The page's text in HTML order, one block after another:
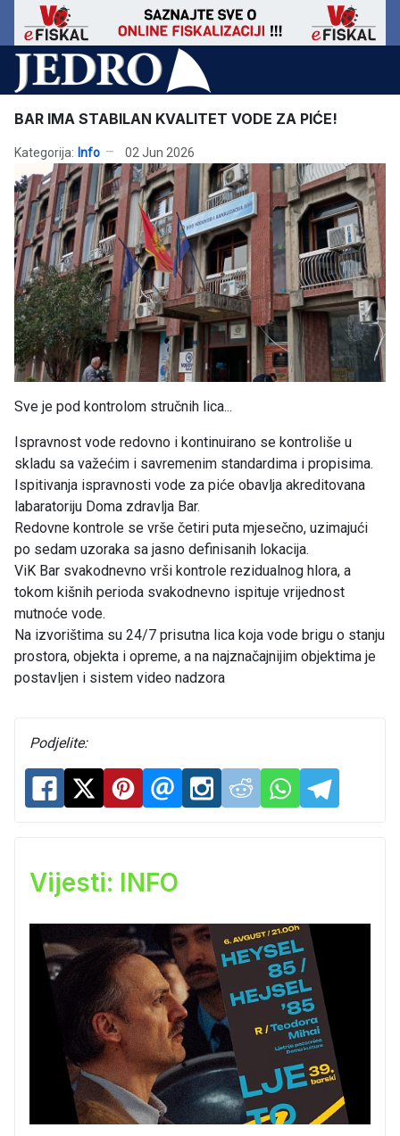
BAR IMA STABILAN KVALITET VODE ZA PIĆE!
Kategorija: Info 02 Jun 2026
Sve je pod kontrolom stručnih lica...
Ispravnost vode redovno i kontinuirano se kontroliše u
skladu sa važećim i savremenim standardima i propisima.
Ispitivanja ispravnosti vode za piće obavlja akreditovana
labaratoriju Doma zdravlja Bar.
Redovne kontrole se vrše četiri puta mjesečno, uzimajući
po sedam uzoraka sa jasno definisanih lokacija.
ViK Bar svakodnevno vrši kontrole rezidualnog hlora, a
tokom kišnih perioda svakodnevno ispituje vrijednost
mutnoće vode.
Na izvorištima su 24/7 prisutna lica koja vode brigu o stanju
prostora, objekta i opreme, a na najznačajnijim objektima je
postavljen i sistem video nadzora
Podjelite:
Vijesti: INFO